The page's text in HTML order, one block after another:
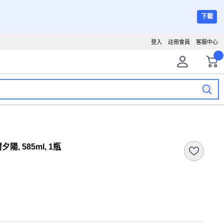
下載
客服中心
註冊會員
登入
夕陽, 585ml, 1瓶